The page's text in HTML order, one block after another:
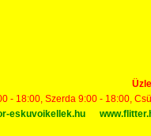
- 18:00, Szerda 9:00 - 18:00,
eskuvoikellek.hu